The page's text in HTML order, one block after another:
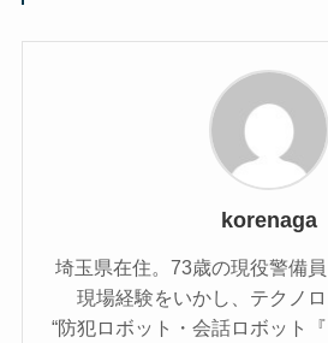
korenaga
埼玉県在住。73歳の現役警備員
現場経験をいかし、テクノ
“防犯ロボット・会話ロボット